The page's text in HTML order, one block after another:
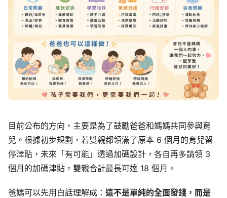
目前公布的方向，主要是為了鼓勵爸爸和媽媽共同參與育
兒。根據初步規劃，若雙親都領滿了原本 6 個月的育兒留
停津貼，未來「有可能」透過加碼設計，各自再多請領 3
個月的加碼津貼，雙親合計最長可達 18 個月。
爸媽可以先用白話理解成： 這不是單純的全面發錢，而是